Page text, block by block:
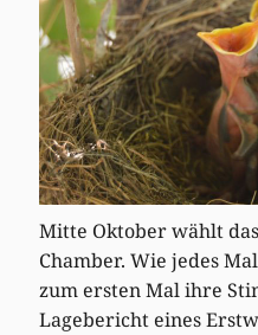
Mitte Oktober wählt
Chamber. Wie jedes
zum ersten Mal ihre
Lagebericht eines